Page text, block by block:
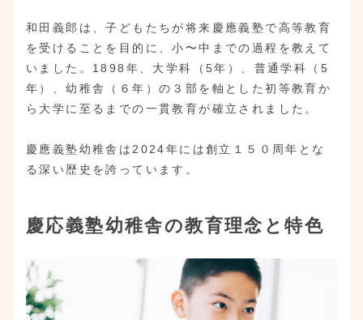
和田義郎は、子どもたちが将来慶應義塾で高等教育
を受けることを目的に、小〜中までの過程を教えて
いました。1898年、大学科（5年）、普通学科（5
年）、幼稚舎（６年）の３部を軸とした初等教育か
ら大学に至るまでの一貫教育が確立されました。
慶應義塾幼稚舎は2024年には創立１５０周年とな
る深い歴史を誇っています。
慶応義塾幼稚舎の教育理念と特色